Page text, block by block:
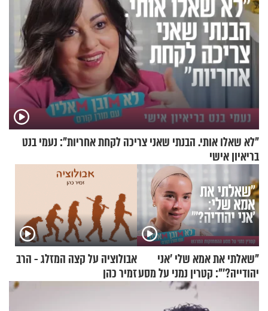
"לא שאלו אותי. הבנתי שאני צריכה לקחת אחריות": נעמי בנט
בריאיון אישי
"שאלתי את אמא שלי 'אני
יהודייה?'": קטרין נמני על מסע
ההתחזקות המרגש
אבולוציה על קצה המזלג - הרב
זמיר כהן